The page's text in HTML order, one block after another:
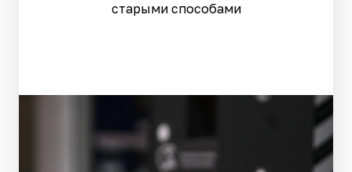
старыми способами